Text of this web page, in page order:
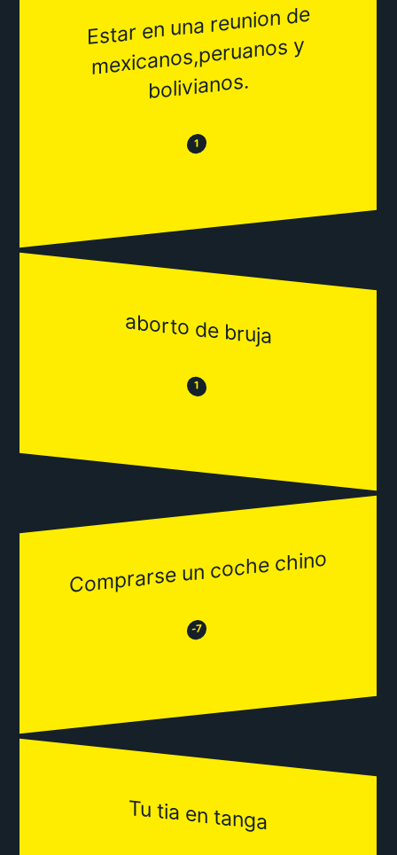
Estar en una reunion de
mexicanos,peruanos y
bolivianos.
😒 1 😂
aborto de bruja
😒 1 😂
Comprarse un coche chino
😒 -7 😂
Tu tia en tanga